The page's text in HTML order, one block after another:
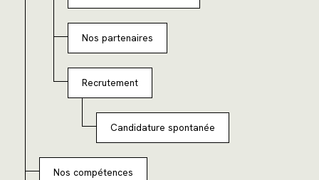
Nos partenaires
Recrutement
Candidature spontanée
Nos compétences